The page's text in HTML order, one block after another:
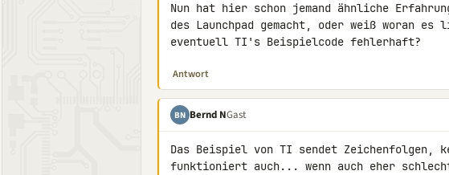
Nun hat hier schon jemand ähnliche
des Launchpad gemacht, oder weiß woran
eventuell TI's Beispielcode fehlerhaft?
Antwort
BN Bernd NGast
Das Beispiel von TI sendet Zeichenfolgen,
funktioniert auch... wenn auch eher